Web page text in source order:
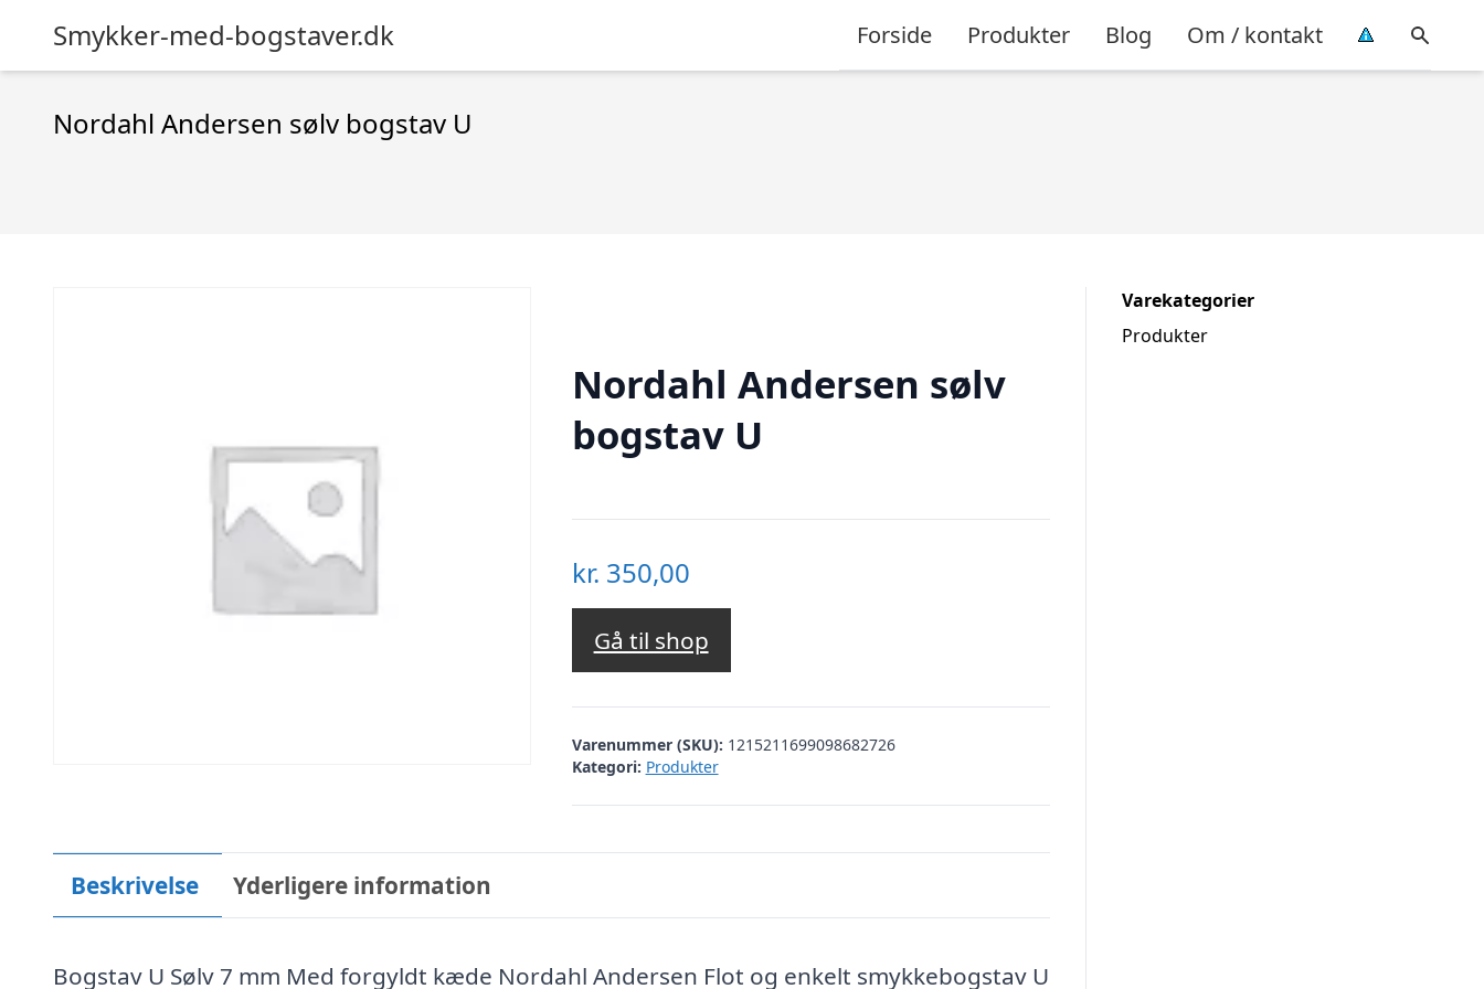
Smykker-med-bogstaver.dk Forside Produkter Blog Om / kontakt
Nordahl Andersen sølv bogstav U
Nordahl Andersen sølv
bogstav U
kr. 350,00
Gå til shop
Varenummer (SKU): 1215211699098682726
Kategori: Produkter
Beskrivelse Yderligere information
Bogstav U Sølv 7 mm Med forgyldt kæde Nordahl Andersen Flot og enkelt smykkebogstav U
Varekategorier
Produkter